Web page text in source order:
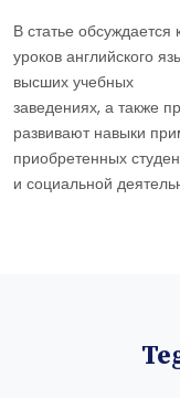
В статье
уроков английского
высших учебных
заведениях, а также
развивают навыки
приобретенных
и социальной